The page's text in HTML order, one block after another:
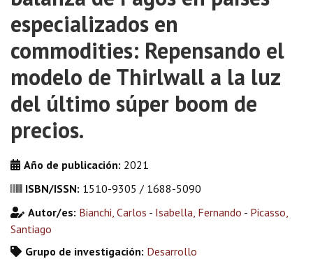
especializados en
commodities: Repensando el
modelo de Thirlwall a la luz
del último súper boom de
precios.
Año de publicación: 2021
ISBN/ISSN: 1510-9305 / 1688-5090
Autor/es: Bianchi, Carlos - Isabella, Fernando - Picasso,
Santiago
Grupo de investigación: Desarrollo